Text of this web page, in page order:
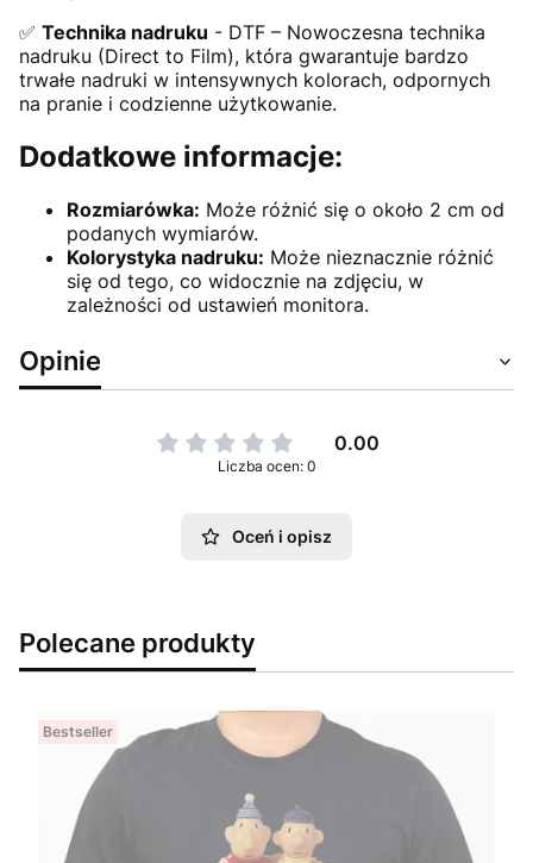
✅ Technika nadruku - DTF – Nowoczesna technika
nadruku (Direct to Film), która gwarantuje bardzo
trwałe nadruki w intensywnych kolorach, odpornych
na pranie i codzienne użytkowanie.
Dodatkowe informacje:
Rozmiarówka: Może różnić się o około 2 cm od
podanych wymiarów.
Kolorystyka nadruku: Może nieznacznie różnić
się od tego, co widocznie na zdjęciu, w
zależności od ustawień monitora.
Opinie
0.00
Liczba ocen: 0
Oceń i opisz
Polecane produkty
Bestseller